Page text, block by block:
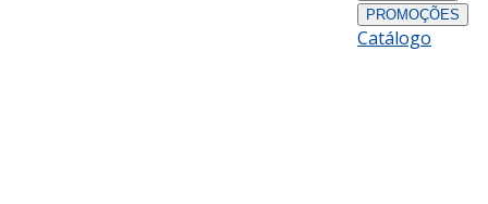
PROMOÇÕES
Catálogo